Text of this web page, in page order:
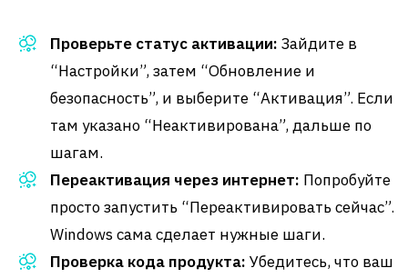
Проверьте статус активации: Зайдите в
“Настройки”, затем “Обновление и
безопасность”, и выберите “Активация”. Если
там указано “Неактивирована”, дальше по
шагам.
Переактивация через интернет: Попробуйте
просто запустить “Переактивировать сейчас”.
Windows сама сделает нужные шаги.
Проверка кода продукта: Убедитесь, что ваш